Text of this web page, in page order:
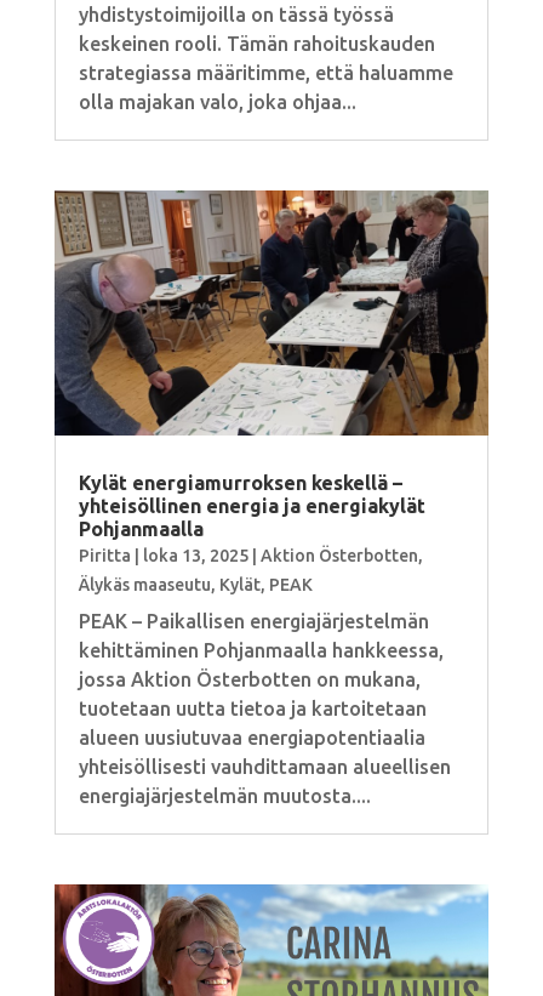
yhdistystoimijoilla on tässä työssä
keskeinen rooli. Tämän rahoituskauden
strategiassa määritimme, että haluamme
olla majakan valo, joka ohjaa...
Kylät energiamurroksen keskellä –
yhteisöllinen energia ja energiakylät
Pohjanmaalla
Piritta loka 13, 2025| Aktion Österbotten,
Älykäs maaseutu, Kylät, PEAK
PEAK – Paikallisen energiajärjestelmän
kehittäminen Pohjanmaalla hankkeessa,
jossa Aktion Österbotten on mukana,
tuotetaan uutta tietoa ja kartoitetaan
alueen uusiutuvaa energiapotentiaalia
yhteisöllisesti vauhdittamaan alueellisen
energiajärjestelmän muutosta....